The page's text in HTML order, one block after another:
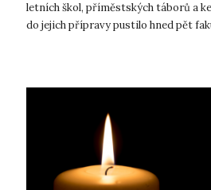
letních škol, příměstských táborů a
do jejich přípravy pustilo hned pět